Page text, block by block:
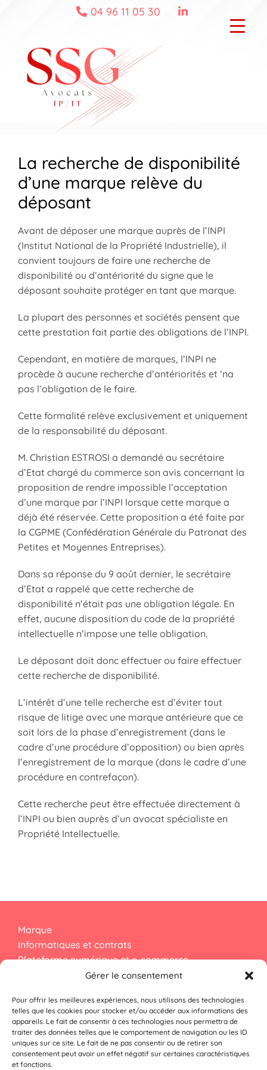
Gérer le consentement
Pour offrir les meilleures expériences, nous utilisons des technologies
telles que les cookies pour stocker et/ou accéder aux informations des
appareils. Le fait de consentir à ces technologies nous permettra de
traiter des données telles que le comportement de navigation ou les ID
uniques sur ce site. Le fait de ne pas consentir ou de retirer son
consentement peut avoir un effet négatif sur certaines caractéristiques
et fonctions.
04 96 11 05 30
La recherche de disponibilité
d’une marque relève du
déposant
Avant de déposer une marque auprès de l’INPI
(Institut National de la Propriété Industrielle), il
convient toujours de faire une recherche de
disponibilité ou d’antériorité du signe que le
déposant souhaite protéger en tant que marque.
La plupart des personnes et sociétés pensent que
cette prestation fait partie des obligations de l’INPI.
Cependant, en matière de marques, l’INPI ne
procède à aucune recherche d’antériorités et ‘na
pas l’obligation de le faire.
Cette formalité relève exclusivement et uniquement
de la responsabilité du déposant.
M. Christian ESTROSI a demandé au secrétaire
d’Etat chargé du commerce son avis concernant la
proposition de rendre impossible l’acceptation
d’une marque par l’INPI lorsque cette marque a
déjà été réservée. Cette proposition a été faite par
la CGPME (Confédération Générale du Patronat des
Petites et Moyennes Entreprises).
Dans sa réponse du 9 août dernier, le secrétaire
d’Etat a rappelé que cette recherche de
disponibilité n’était pas une obligation légale. En
effet, aucune disposition du code de la propriété
intellectuelle n’impose une telle obligation.
Le déposant doit donc effectuer ou faire effectuer
cette recherche de disponibilité.
L’intérêt d’une telle recherche est d’éviter tout
risque de litige avec une marque antérieure que ce
soit lors de la phase d’enregistrement (dans le
cadre d’une procédure d’opposition) ou bien après
l’enregistrement de la marque (dans le cadre d’une
procédure en contrefaçon).
Cette recherche peut être effectuée directement à
l’INPI ou bien auprès d’un avocat spécialiste en
Propriété Intellectuelle.
Marque
Informatiques et contrats
Plateforme numérique et e-commerce
Dessins et modèles
Données personnelles
Numérique et cybersécurité